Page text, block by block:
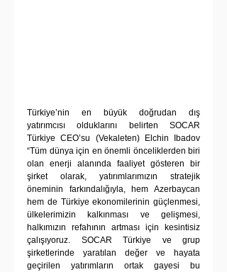
Türkiye’nin en büyük doğrudan dış
yatırımcısı olduklarını belirten SOCAR
Türkiye CEO’su (Vekaleten) Elchin Ibadov
“Tüm dünya için en önemli önceliklerden biri
olan enerji alanında faaliyet gösteren bir
şirket olarak, yatırımlarımızın stratejik
öneminin farkındalığıyla, hem Azerbaycan
hem de Türkiye ekonomilerinin güçlenmesi,
ülkelerimizin kalkınması ve gelişmesi,
halkımızın refahının artması için kesintisiz
çalışıyoruz. SOCAR Türkiye ve grup
şirketlerinde yaratılan değer ve hayata
geçirilen yatırımların ortak gayesi bu